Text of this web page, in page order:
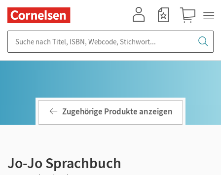
Zugehörige Produkte anzeigen
Jo-Jo Sprachbuch